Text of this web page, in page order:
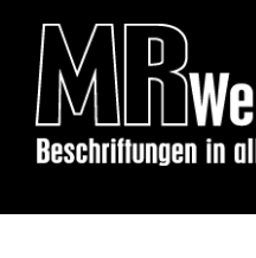
Inhalt
springen